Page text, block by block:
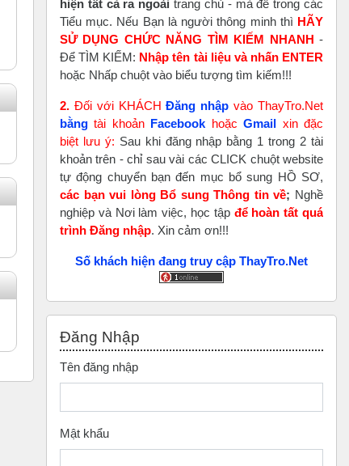
hiện tất cả ra ngoài trang chủ - mà để trong các
Tiểu mục. Nếu Bạn là người thông minh thì HÃY
SỬ DỤNG CHỨC NĂNG TÌM KIẾM NHANH -
Để TÌM KIẾM: Nhập tên tài liệu và nhấn ENTER
hoặc Nhấp chuột vào biểu tượng tìm kiếm!!!
2. Đối với KHÁCHĐăng nhập vào ThayTro.Net
bằng tài khoản Facebook hoặcGmail xin đặc
biệt lưu ý: Sau khi đăng nhập bằng 1 trong 2 tài
khoản trên - chỉ sau vài các CLICK chuột website
tự động chuyển bạn đến mục bổ sung HỒ SƠ,
các bạn vui lòng Bổ sung Thông tin về; Nghề
nghiệp và Nơi làm việc, học tập để hoàn tấtquá
trình Đăng nhập. Xin cảm ơn!!!
Số khách hiện đang truy cập ThayTro.Net
Đăng Nhập
Tên đăng nhập
Mật khẩu